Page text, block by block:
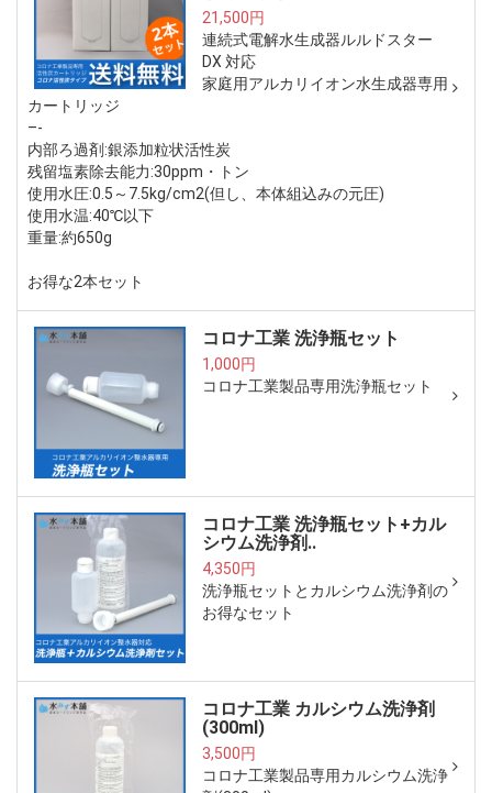
21,500円
連続式電解水生成器ルルドスター
DX 対応
家庭用アルカリイオン水生成器専用
カートリッジ
–-
内部ろ過剤:銀添加粒状活性炭
残留塩素除去能力:30ppm・トン
使用水圧:0.5～7.5kg/cm2(但し、本体組込みの元圧)
使用水温:40℃以下
重量:約650g
お得な2本セット
コロナ工業 洗浄瓶セット
1,000円
コロナ工業製品専用洗浄瓶セット
コロナ工業 洗浄瓶セット+カル
シウム洗浄剤..
4,350円
洗浄瓶セットとカルシウム洗浄剤の
お得なセット
コロナ工業 カルシウム洗浄剤
(300ml)
3,500円
コロナ工業製品専用カルシウム洗浄